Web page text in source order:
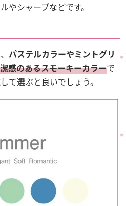
やシャープなどです。
パステルカラーやミントグリ
感のあるスモーキーカラーで
て選ぶと良いでしょう。